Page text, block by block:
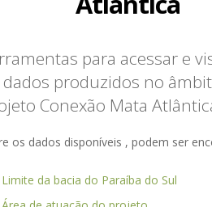
para acessar e
dados produzidos no
Conexão Mata
os dados disponíveis , podem ser
Limite da bacia do Paraíba do Sul